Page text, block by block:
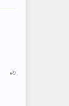
#9